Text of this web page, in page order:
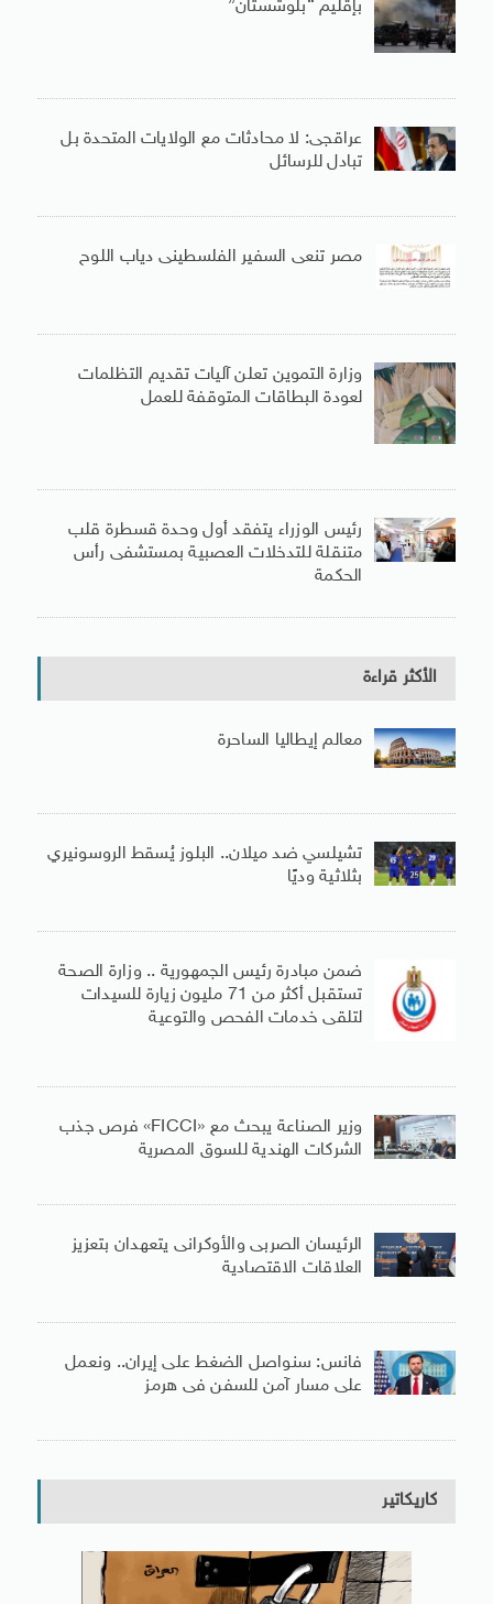
بإقليم “بلوشستان”
عراقجى: لا محادثات مع الولايات المتحدة بل
تبادل للرسائل
مصر تنعى السفير الفلسطينى دياب اللوح
وزارة التموين تعلن آليات تقديم التظلمات
لعودة البطاقات المتوقفة للعمل
رئيس الوزراء يتفقد أول وحدة قسطرة قلب
متنقلة للتدخلات العصبية بمستشفى رأس
الحكمة
الأكثر قراءة
معالم إيطاليا الساحرة
تشيلسي ضد ميلان.. البلوز يُسقط الروسونيري
بثلاثية وديًا
ضمن مبادرة رئيس الجمهورية .. وزارة الصحة
تستقبل أكثر من 71 مليون زيارة للسيدات
لتلقى خدمات الفحص والتوعية
وزير الصناعة يبحث مع «FICCI» فرص جذب
الشركات الهندية للسوق المصرية
الرئيسان الصربى والأوكرانى يتعهدان بتعزيز
العلاقات الاقتصادية
فانس: سنواصل الضغط على إيران.. ونعمل
على مسار آمن للسفن فى هرمز
كاريكاتير